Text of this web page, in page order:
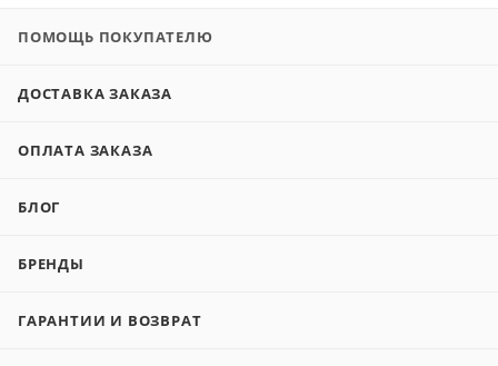
ПОМОЩЬ ПОКУПАТЕЛЮ
ДОСТАВКА ЗАКАЗА
ОПЛАТА ЗАКАЗА
БЛОГ
БРЕНДЫ
ГАРАНТИИ И ВОЗВРАТ